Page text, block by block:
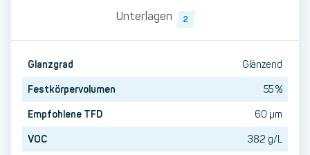
Unterlagen 2
Glanzgrad
Glänzend
Festkörpervolumen
55 %
Empfohlene TFD
60 µm
VOC
382 g/L